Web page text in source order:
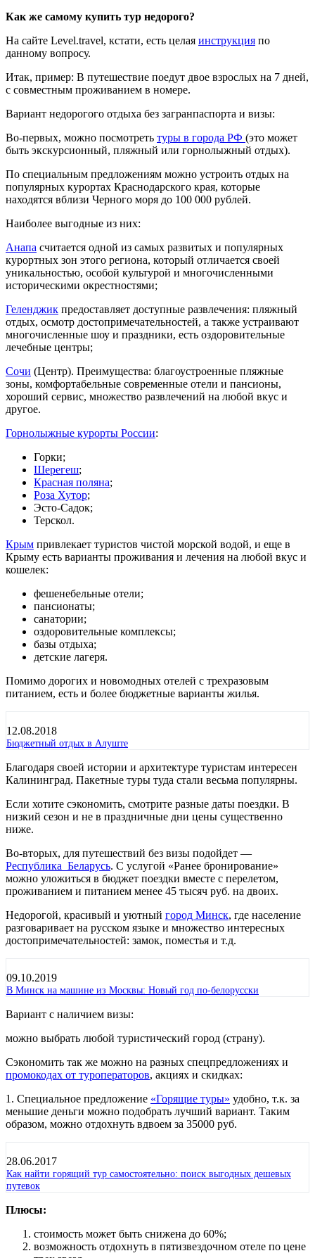
Как же самому купить тур недорого?
На сайте Level.travel, кстати, есть целая инструкция по
данному вопросу.
Итак, пример: В путешествие поедут двое взрослых на 7 дней,
с совместным проживанием в номере.
Вариант недорогого отдыха без загранпаспорта и визы:
Во-первых, можно посмотреть туры в города РФ (это может
быть экскурсионный, пляжный или горнолыжный отдых).
По специальным предложениям можно устроить отдых на
популярных курортах Краснодарского края, которые
находятся вблизи Черного моря до 100 000 рублей.
Наиболее выгодные из них:
Анапа считается одной из самых развитых и популярных
курортных зон этого региона, который отличается своей
уникальностью, особой культурой и многочисленными
историческими окрестностями;
Геленджик предоставляет доступные развлечения: пляжный
отдых, осмотр достопримечательностей, а также устраивают
многочисленные шоу и праздники, есть оздоровительные
лечебные центры;
Сочи (Центр). Преимущества: благоустроенные пляжные
зоны, комфортабельные современные отели и пансионы,
хороший сервис, множество развлечений на любой вкус и
другое.
Горнолыжные курорты России:
Горки;
Шерегеш;
Красная поляна;
Роза Хутор;
Эсто-Садок;
Терскол.
Крым привлекает туристов чистой морской водой, и еще в
Крыму есть варианты проживания и лечения на любой вкус и
кошелек:
фешенебельные отели;
пансионаты;
санатории;
оздоровительные комплексы;
базы отдыха;
детские лагеря.
Помимо дорогих и новомодных отелей с трехразовым
питанием, есть и более бюджетные варианты жилья.
12.08.2018
Бюджетный отдых в Алуште
Благодаря своей истории и архитектуре туристам интересен
Калининград. Пакетные туры туда стали весьма популярны.
Если хотите сэкономить, смотрите разные даты поездки. В
низкий сезон и не в праздничные дни цены существенно
ниже.
Во-вторых, для путешествий без визы подойдет —
Республика Беларусь. С услугой «Ранее бронирование»
можно уложиться в бюджет поездки вместе с перелетом,
проживанием и питанием менее 45 тысяч руб. на двоих.
Недорогой, красивый и уютный город Минск, где население
разговаривает на русском языке и множество интересных
достопримечательностей: замок, поместья и т.д.
09.10.2019
В Минск на машине из Москвы: Новый год по-белорусски
Вариант с наличием визы:
можно выбрать любой туристический город (страну).
Сэкономить так же можно на разных спецпредложениях и
промокодах от туроператоров, акциях и скидках:
1. Специальное предложение «Горящие туры» удобно, т.к. за
меньшие деньги можно подобрать лучший вариант. Таким
образом, можно отдохнуть вдвоем за 35000 руб.
28.06.2017
Как найти горящий тур самостоятельно: поиск выгодных дешевых
путевок
Плюсы:
стоимость может быть снижена до 60%;
возможность отдохнуть в пятизвездочном отеле по цене